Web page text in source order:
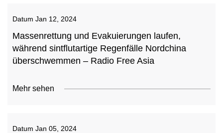
Datum Jan 12, 2024
Massenrettung und Evakuierungen laufen,
während sintflutartige Regenfälle Nordchina
überschwemmen – Radio Free Asia
Mehr sehen
Datum Jan 05, 2024